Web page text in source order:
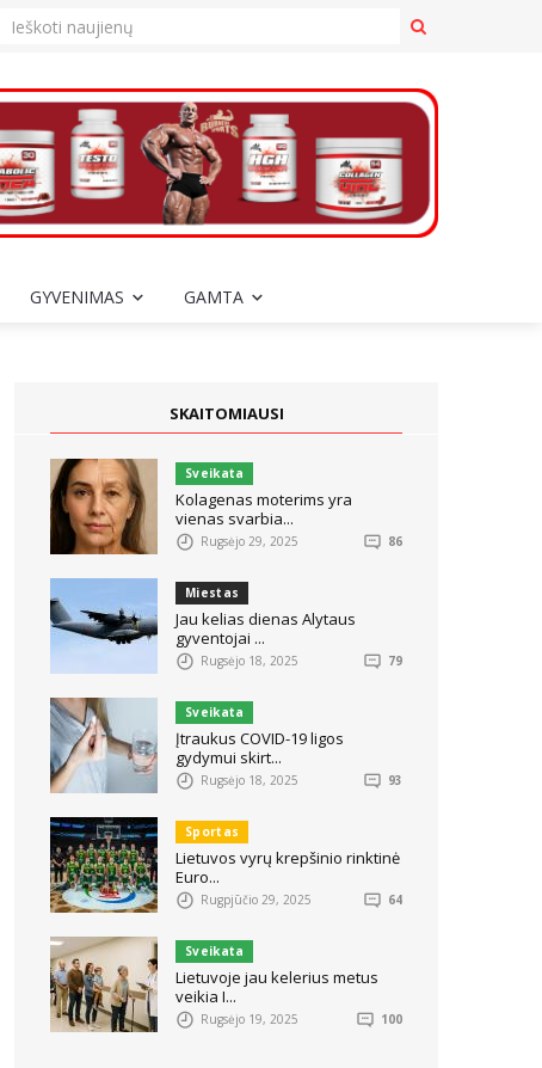
GYVENIMAS GAMTA
SKAITOMIAUSI
Sveikata
Kolagenas moterims yra
vienas svarbia...
Rugsėjo 29, 2025 86
Miestas
Jau kelias dienas Alytaus
gyventojai ...
Rugsėjo 18, 2025 79
Sveikata
Įtraukus COVID-19 ligos
gydymui skirt...
Rugsėjo 18, 2025 93
Sportas
Lietuvos vyrų krepšinio rinktinė
Euro...
Rugpjūčio 29, 2025 64
Sveikata
Lietuvoje jau kelerius metus
veikia I...
Rugsėjo 19, 2025 100